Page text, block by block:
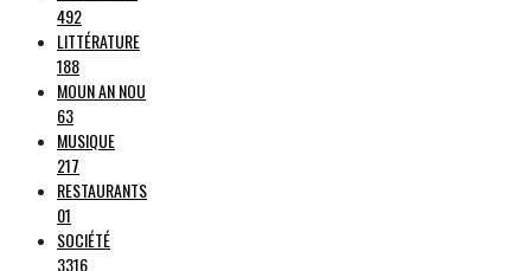
492
LITTÉRATURE
188
MOUN AN NOU
63
MUSIQUE
217
RESTAURANTS
01
SOCIÉTÉ
3316